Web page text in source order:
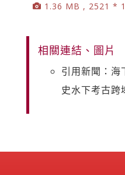
1.36 MB , 2521 *
相關連結、圖片
引用新聞：海
史水下考古跨